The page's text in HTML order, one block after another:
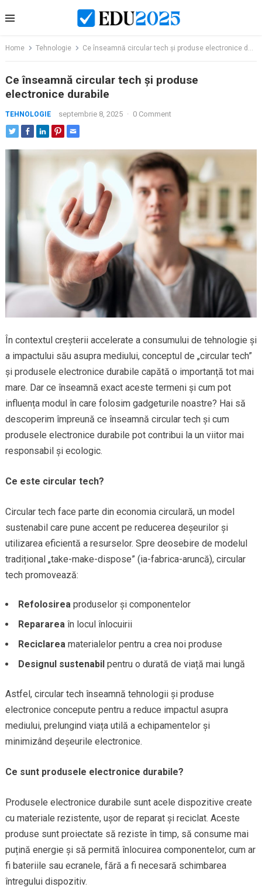
to
Home Tehnologie Ce înseamnă circular tech și produse electronice durabile
Ce înseamnă circular tech și produse
electronice durabile
TEHNOLOGIE septembrie 8, 2025 · 0 Comment
În contextul creșterii accelerate a consumului de tehnologie și
a impactului său asupra mediului, conceptul de „circular tech”
și produsele electronice durabile capătă o importanță tot mai
mare. Dar ce înseamnă exact aceste termeni și cum pot
influența modul în care folosim gadgeturile noastre? Hai să
descoperim împreună ce înseamnă circular tech și cum
produsele electronice durabile pot contribui la un viitor mai
responsabil și ecologic.
Ce este circular tech?
Circular tech face parte din economia circulară, un model
sustenabil care pune accent pe reducerea deșeurilor și
utilizarea eficientă a resurselor. Spre deosebire de modelul
tradițional „take-make-dispose” (ia-fabrica-aruncă), circular
tech promovează:
Refolosirea produselor și componentelor
Repararea în locul înlocuirii
Reciclarea materialelor pentru a crea noi produse
Designul sustenabilpentru o durată de viață mai lungă
Astfel, circular tech înseamnă tehnologii și produse
electronice concepute pentru a reduce impactul asupra
mediului, prelungind viața utilă a echipamentelor și
minimizând deșeurile electronice.
Ce sunt produsele electronice durabile?
Produsele electronice durabile sunt acele dispozitive create
cu materiale rezistente, ușor de reparat și reciclat. Aceste
produse sunt proiectate să reziste în timp, să consume mai
puțină energie și să permită înlocuirea componentelor, cum ar
fi bateriile sau ecranele, fără a fi necesară schimbarea
întregului dispozitiv.